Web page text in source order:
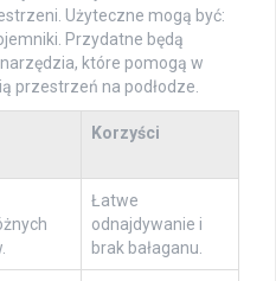
Użyteczne mogą być:
Przydatne będą
które pomogą w
przestrzeń na podłodze.
Korzyści
Łatwe
odnajdywanie i
brak bałaganu.